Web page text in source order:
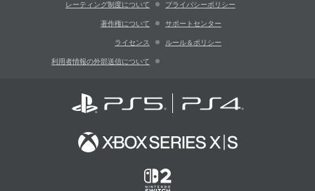
レーティング制度について プライバシーポリシー
著作権について サポートセンター
ライセンス ルール＆ポリシー
利用者情報の外部送信について